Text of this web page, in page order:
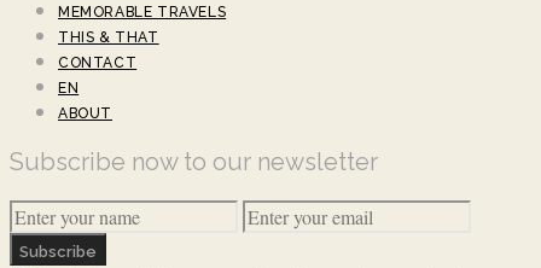
MEMORABLE TRAVELS
THIS & THAT
CONTACT
EN
ABOUT
Subscribe now to our newsletter
Subscribe